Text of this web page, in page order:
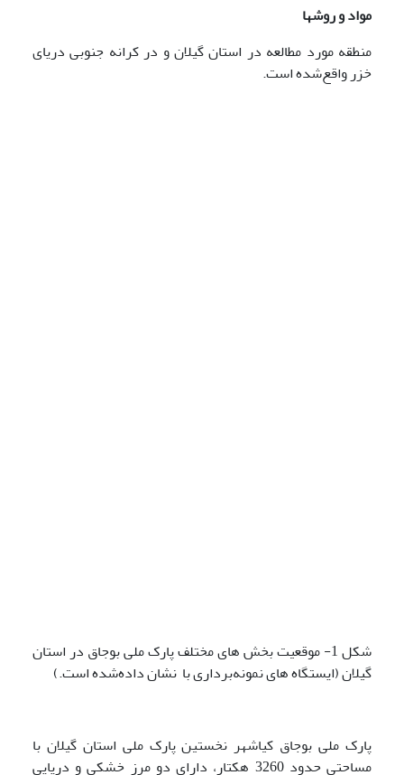
مواد و روشها
منطقه مورد مطالعه در استان گیلان و در کرانه‌ جنوبی دریای
خزر واقع‌شده است.
شکل 1- موقعیت بخش های مختلف پارک ملی بوجاق در استان
گیلان (ایستگاه های نمونه‌برداری با نشان داده‌شده است.)
پارک ملی بوجاق کیاشهر نخستین پارک ملی استان گیلان با
مساحتی حدود 3260 هکتار، دارای دو مرز خشکی و دریایی